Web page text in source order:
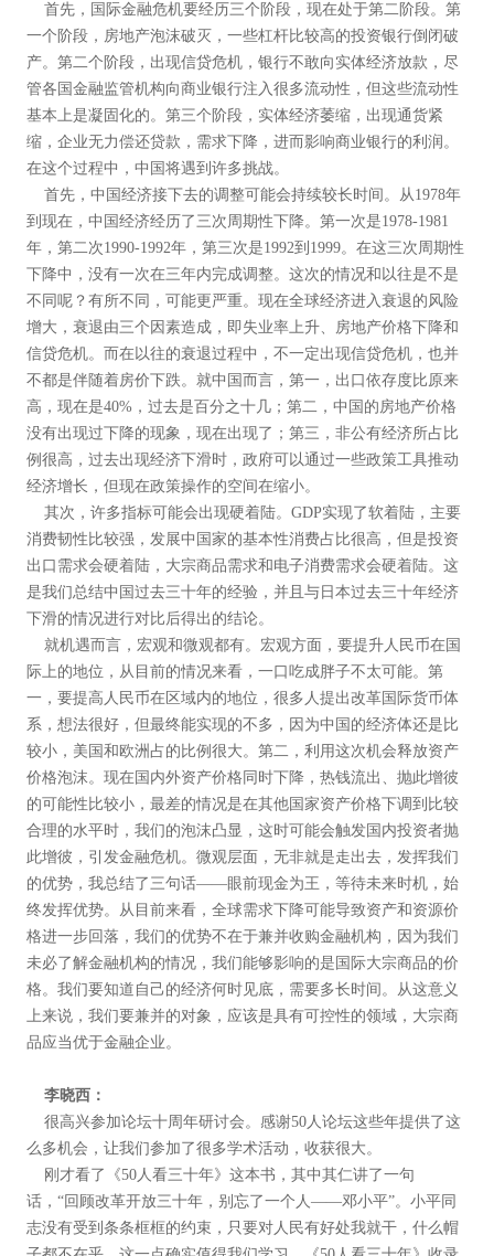
首先，国际金融危机要经历三个阶段，现在处于第二阶段。第
一个阶段，房地产泡沫破灭，一些杠杆比较高的投资银行倒闭破
产。第二个阶段，出现信贷危机，银行不敢向实体经济放款，尽
管各国金融监管机构向商业银行注入很多流动性，但这些流动性
基本上是凝固化的。第三个阶段，实体经济萎缩，出现通货紧
缩，企业无力偿还贷款，需求下降，进而影响商业银行的利润。
在这个过程中，中国将遇到许多挑战。
首先，中国经济接下去的调整可能会持续较长时间。从1978年
到现在，中国经济经历了三次周期性下降。第一次是1978-1981
年，第二次1990-1992年，第三次是1992到1999。在这三次周期性
下降中，没有一次在三年内完成调整。这次的情况和以往是不是
不同呢？有所不同，可能更严重。现在全球经济进入衰退的风险
增大，衰退由三个因素造成，即失业率上升、房地产价格下降和
信贷危机。而在以往的衰退过程中，不一定出现信贷危机，也并
不都是伴随着房价下跌。就中国而言，第一，出口依存度比原来
高，现在是40%，过去是百分之十几；第二，中国的房地产价格
没有出现过下降的现象，现在出现了；第三，非公有经济所占比
例很高，过去出现经济下滑时，政府可以通过一些政策工具推动
经济增长，但现在政策操作的空间在缩小。
其次，许多指标可能会出现硬着陆。GDP实现了软着陆，主要
消费韧性比较强，发展中国家的基本性消费占比很高，但是投资
出口需求会硬着陆，大宗商品需求和电子消费需求会硬着陆。这
是我们总结中国过去三十年的经验，并且与日本过去三十年经济
下滑的情况进行对比后得出的结论。
就机遇而言，宏观和微观都有。宏观方面，要提升人民币在国
际上的地位，从目前的情况来看，一口吃成胖子不太可能。第
一，要提高人民币在区域内的地位，很多人提出改革国际货币体
系，想法很好，但最终能实现的不多，因为中国的经济体还是比
较小，美国和欧洲占的比例很大。第二，利用这次机会释放资产
价格泡沫。现在国内外资产价格同时下降，热钱流出、抛此增彼
的可能性比较小，最差的情况是在其他国家资产价格下调到比较
合理的水平时，我们的泡沫凸显，这时可能会触发国内投资者抛
此增彼，引发金融危机。微观层面，无非就是走出去，发挥我们
的优势，我总结了三句话——眼前现金为王，等待未来时机，始
终发挥优势。从目前来看，全球需求下降可能导致资产和资源价
格进一步回落，我们的优势不在于兼并收购金融机构，因为我们
未必了解金融机构的情况，我们能够影响的是国际大宗商品的价
格。我们要知道自己的经济何时见底，需要多长时间。从这意义
上来说，我们要兼并的对象，应该是具有可控性的领域，大宗商
品应当优于金融企业。
李晓西：
很高兴参加论坛十周年研讨会。感谢50人论坛这些年提供了这
么多机会，让我们参加了很多学术活动，收获很大。
刚才看了《50人看三十年》这本书，其中其仁讲了一句
话，“回顾改革开放三十年，别忘了一个人——邓小平”。小平同
志没有受到条条框框的约束，只要对人民有好处我就干，什么帽